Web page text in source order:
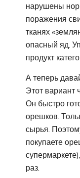
нарушены
поражения
тканях
опасный яд.
продукт
А теперь
Этот вариант
Он быстро
орешков.
сырья.
покупаете
раз.